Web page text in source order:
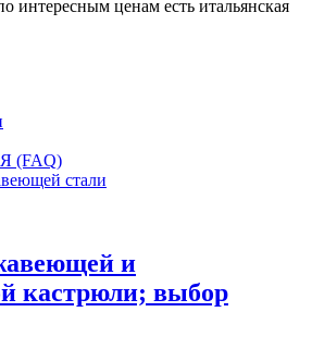
интересным ценам есть итальянская
(FAQ)
стали
и
кастрюли; выбор